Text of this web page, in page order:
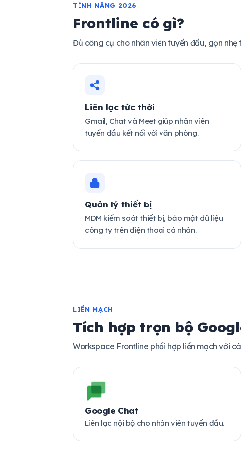
TÍNH NĂNG 2026
Frontline có gì?
Đủ công cụ cho nhân viên tuyến đầu, gọn nhẹ
Liên lạc tức thời
Gmail, Chat và Meet giúp nhân viên
tuyến đầu kết nối với văn phòng.
Quản lý thiết bị
MDM kiểm soát thiết bị, bảo mật dữ liệu
công ty trên điện thoại cá nhân.
LIỀN MẠCH
Tích hợp trọn bộ
Workspace Frontline phối hợp liền mạch với
Google Chat
Liên lạc nội bộ cho nhân viên tuyến đầu.